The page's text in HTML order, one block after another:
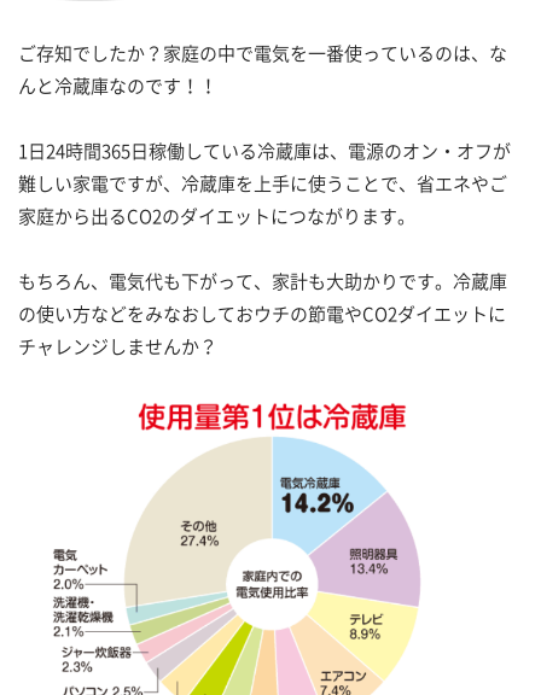
ご存知でしたか？家庭の中で電気を一番使っているのは、な
んと冷蔵庫なのです！！
1日24時間365日稼働している冷蔵庫は、電源のオン・オフが
難しい家電ですが、冷蔵庫を上手に使うことで、省エネやご
家庭から出るCO2のダイエットにつながります。
もちろん、電気代も下がって、家計も大助かりです。冷蔵庫
の使い方などをみなおしておウチの節電やCO2ダイエットに
チャレンジしませんか？